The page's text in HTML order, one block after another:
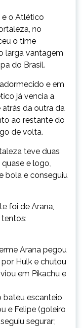
e o Atlético
no
o time
larga vantagem
do Brasil.
e em
já vencia a
atrás da outra da
ao restante do
de volta.
teve duas
e logo,
bola e conseguiu
foi de Arana,
tentos:
Arana pegou
Hulk e chutou
em Pikachu e
bateu escanteio
e Felipe (goleiro
segurar;